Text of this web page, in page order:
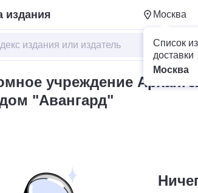
издания Москва
Список
доставки
Москва
учреждение
"Авангард"